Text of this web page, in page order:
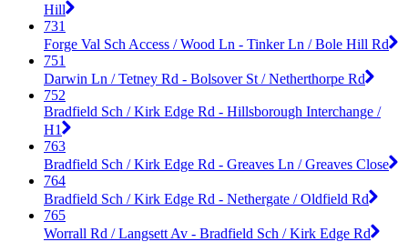
Hill
731
Forge Val Sch Access / Wood Ln - Tinker Ln / Bole Hill Rd
751
Darwin Ln / Tetney Rd - Bolsover St / Netherthorpe Rd
752
Bradfield Sch / Kirk Edge Rd - Hillsborough Interchange /
H1
763
Bradfield Sch / Kirk Edge Rd - Greaves Ln / Greaves Close
764
Bradfield Sch / Kirk Edge Rd - Nethergate / Oldfield Rd
765
Worrall Rd / Langsett Av - Bradfield Sch / Kirk Edge Rd